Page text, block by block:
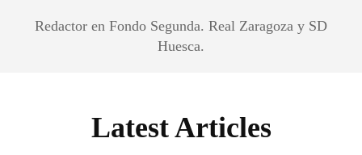
Redactor en Fondo Segunda. Real Zaragoza y SD
Huesca.
Latest Articles